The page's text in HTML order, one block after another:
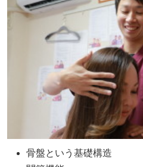
骨盤という基礎構造